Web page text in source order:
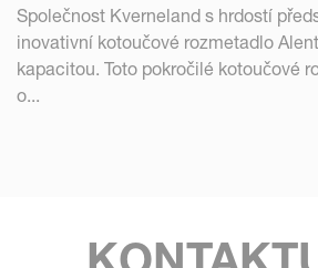
Společnost Kverneland s hrdostí
inovativní kotoučové rozmetadlo
kapacitou. Toto pokročilé kotoučové
o...